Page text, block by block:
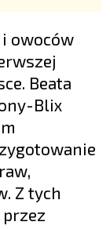
owoców
Beata
Blix
Z tych